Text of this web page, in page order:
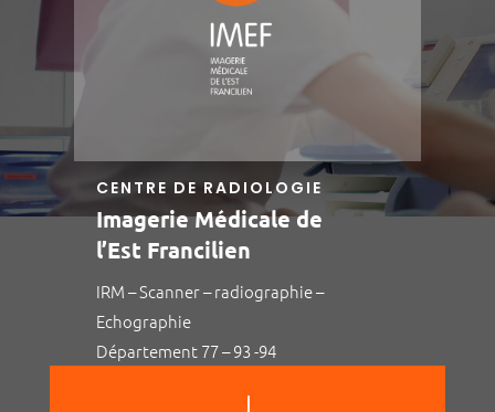
CENTRE DE RADIOLOGIE
Imagerie Médicale de
l’Est Francilien
IRM – Scanner – radiographie –
Echographie
Département 77 – 93 -94